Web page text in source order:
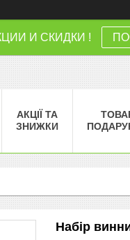
И СКИДКИ !
АКЦІЇ ТА
ЗНИЖКИ
Набір